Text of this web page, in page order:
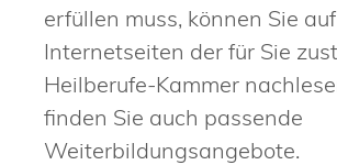
erfüllen muss, können Sie
Internetseiten der für Sie
Heilberufe-Kammer
finden Sie auch passende
Weiterbildungsangebote.